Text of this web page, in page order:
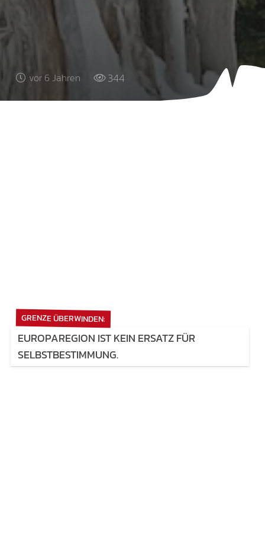
vor 6 Jahren 344
GRENZE ÜBERWINDEN:
EUROPAREGION IST KEIN ERSATZ FÜR
SELBSTBESTIMMUNG.